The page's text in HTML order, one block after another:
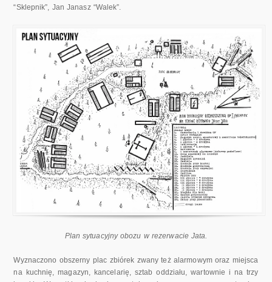
“Sklepnik”, Jan Janasz “Walek”.
Plan sytuacyjny obozu w rezerwacie Jata.
Wyznaczono obszerny plac zbiórek zwany też alarmowym oraz miejsca
na kuchnię, magazyn, kancelarię, sztab oddziału, wartownie i na trzy